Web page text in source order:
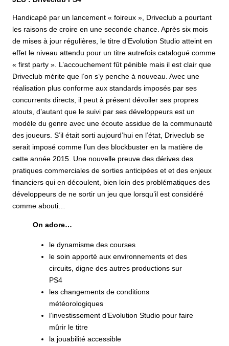
Handicapé par un lancement « foireux », Driveclub a pourtant
les raisons de croire en une seconde chance. Après six mois
de mises à jour régulières, le titre d’Evolution Studio atteint en
effet le niveau attendu pour un titre autrefois catalogué comme
« first party ». L’accouchement fût pénible mais il est clair que
Driveclub mérite que l’on s’y penche à nouveau. Avec une
réalisation plus conforme aux standards imposés par ses
concurrents directs, il peut à présent dévoiler ses propres
atouts, d’autant que le suivi par ses développeurs est un
modèle du genre avec une écoute assidue de la communauté
des joueurs. S’il était sorti aujourd’hui en l’état, Driveclub se
serait imposé comme l’un des blockbuster en la matière de
cette année 2015. Une nouvelle preuve des dérives des
pratiques commerciales de sorties anticipées et et des enjeux
financiers qui en découlent, bien loin des problématiques des
développeurs de ne sortir un jeu que lorsqu’il est considéré
comme abouti…
On adore…
le dynamisme des courses
le soin apporté aux environnements et des
circuits, digne des autres productions sur
PS4
les changements de conditions
météorologiques
l’investissement d’Evolution Studio pour faire
mûrir le titre
la jouabilité accessible